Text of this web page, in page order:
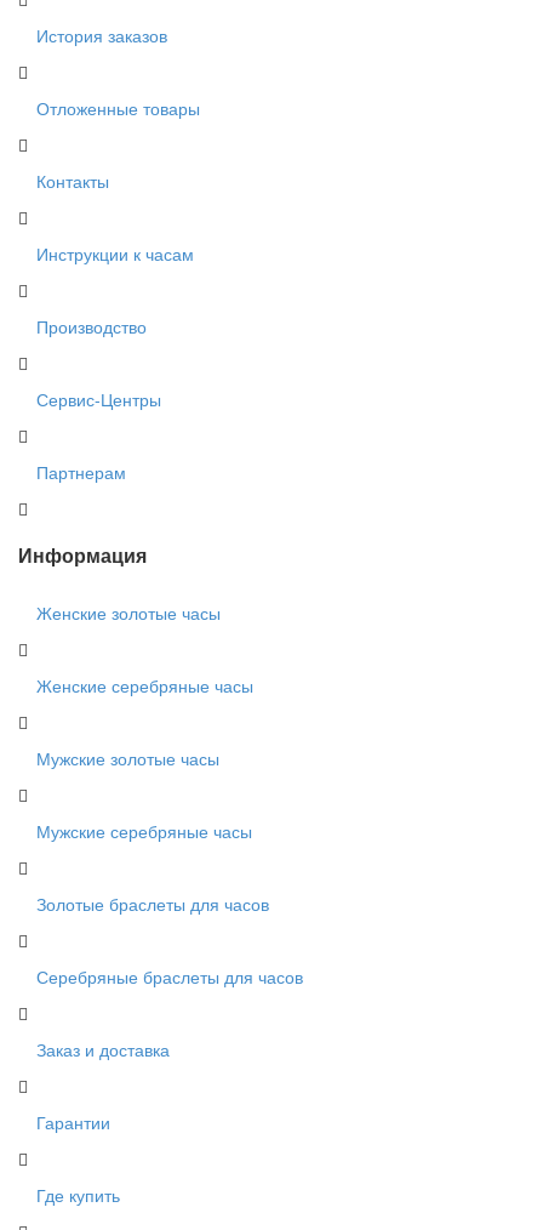
История заказов
Отложенные товары
Контакты
Инструкции к часам
Производство
Сервис-Центры
Партнерам
Информация
Женские золотые часы
Женские серебряные часы
Мужские золотые часы
Мужские серебряные часы
Золотые браслеты для часов
Серебряные браслеты для часов
Заказ и доставка
Гарантии
Где купить